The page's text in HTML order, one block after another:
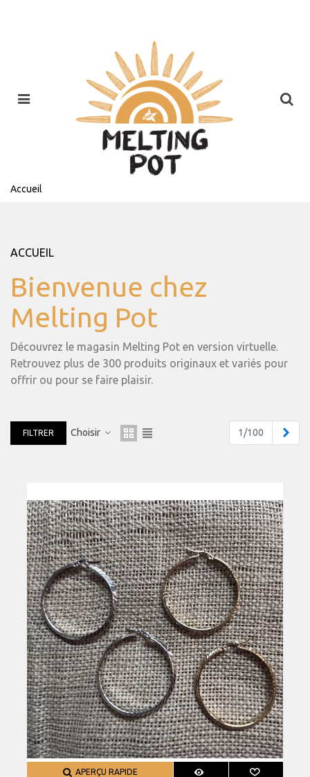
Accueil
ACCUEIL
Bienvenue chez
Melting Pot
Découvrez le magasin Melting Pot en version virtuelle.
Retrouvez plus de 300 produits originaux et variés pour
offrir ou pour se faire plaisir.
FILTRER Choisir 1/100
APERÇU RAPIDE